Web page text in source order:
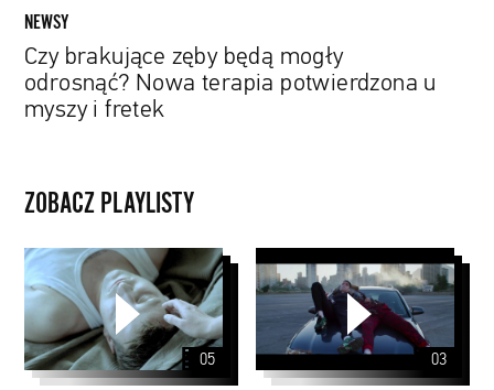
iNEWSY
Czy brakujące zęby będą mogły
odrosnąć? Nowa terapia potwierdzona u
myszy i fretek
ZOBACZ PLAYLISTY
05 03